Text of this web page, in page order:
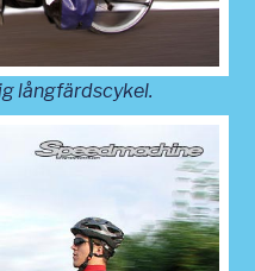
långfärdscykel.